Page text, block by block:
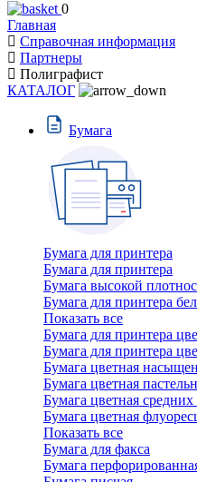
0
Главная
Справочная информация
Партнеры
Полиграфист
КАТАЛОГ
Бумага
Бумага для принтера
Бумага для принтера
Бумага высокой
Бумага для принтера
Показать все
Бумага для принтера
Бумага для принтера
Бумага цветная
Бумага цветная
Бумага цветная средних
Бумага цветная
Показать все
Бумага для факса
Бумага